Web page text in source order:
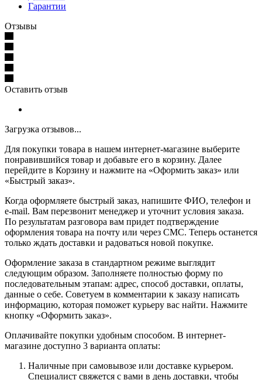
Гарантии
Отзывы
Оставить отзыв
Загрузка отзывов...
Для покупки товара в нашем интернет-магазине выберите
понравившийся товар и добавьте его в корзину. Далее
перейдите в Корзину и нажмите на «Оформить заказ» или
«Быстрый заказ».
Когда оформляете быстрый заказ, напишите ФИО, телефон и
e-mail. Вам перезвонит менеджер и уточнит условия заказа.
По результатам разговора вам придет подтверждение
оформления товара на почту или через СМС. Теперь останется
только ждать доставки и радоваться новой покупке.
Оформление заказа в стандартном режиме выглядит
следующим образом. Заполняете полностью форму по
последовательным этапам: адрес, способ доставки, оплаты,
данные о себе. Советуем в комментарии к заказу написать
информацию, которая поможет курьеру вас найти. Нажмите
кнопку «Оформить заказ».
Оплачивайте покупки удобным способом. В интернет-
магазине доступно 3 варианта оплаты:
Наличные при самовывозе или доставке курьером.
Специалист свяжется с вами в день доставки, чтобы